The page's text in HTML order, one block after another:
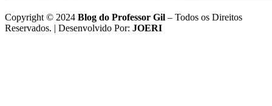
Copyright © 2024 Blog do Professor Gil – Todos os Direitos
Reservados. | Desenvolvido Por: JOERI